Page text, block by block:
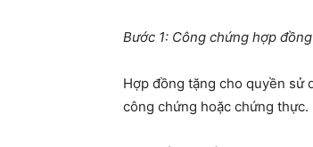
Bước 1: Công chứng hợp
Hợp đồng tặng cho quyền sử
công chứng hoặc chứng